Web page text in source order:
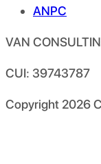
ANPC
VAN
CUI: 39743787
Copyright 2026